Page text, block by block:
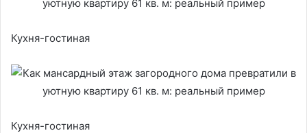
Кухня-гостиная
Кухня-гостиная